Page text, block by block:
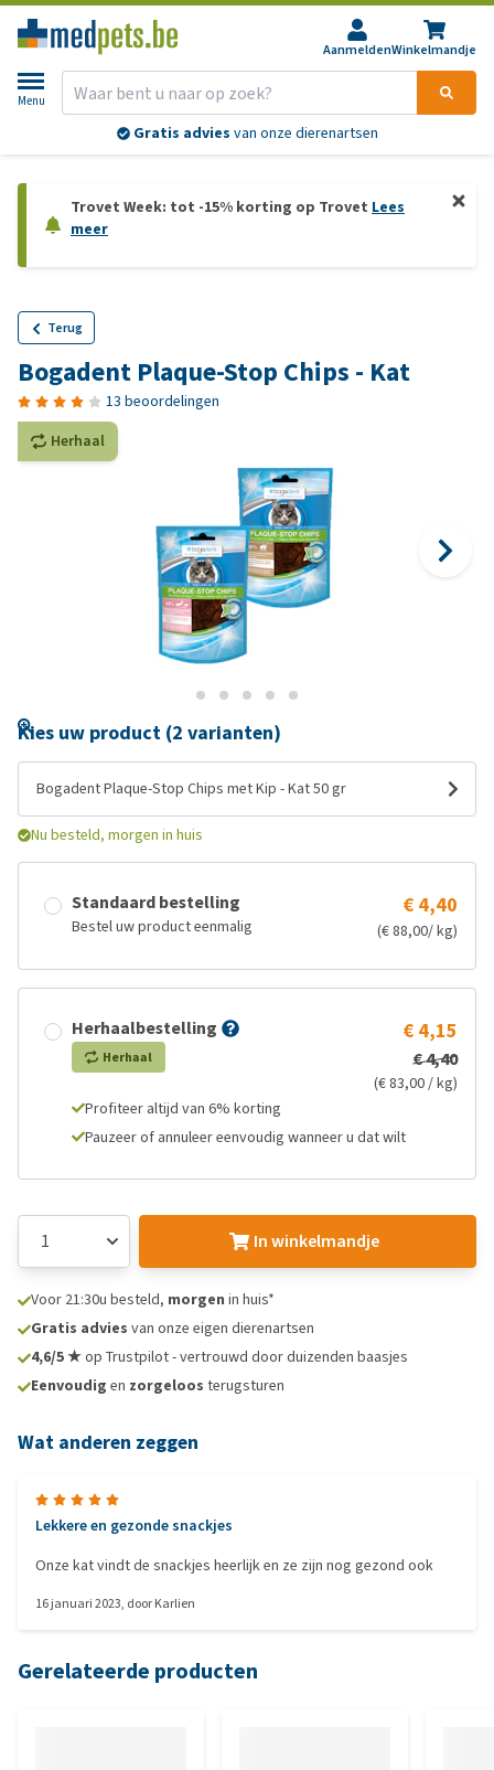
AanmeldenWinkelmandje
Menu
Gratis advies van onze dierenartsen
Trovet Week: tot -15% korting op Trovet Lees
meer
Terug
Bogadent Plaque-Stop Chips - Kat
13 beoordelingen
Herhaal
Kies uw product (2 varianten)
Bogadent Plaque-Stop Chips met Kip - Kat 50 gr
Nu besteld, morgen in huis
Standaard bestelling
Bestel uw product eenmalig
€ 4,40
(€ 88,00/ kg)
Herhaalbestelling
Herhaal
€ 4,15
€ 4,40
(€ 83,00 / kg)
Profiteer altijd van 6% korting
Pauzeer of annuleer eenvoudig wanneer u dat wilt
In winkelmandje
Voor 21:30u besteld, morgen in huis*
Gratis advies van onze eigen dierenartsen
4,6/5 ★op Trustpilot - vertrouwd door duizenden baasjes
Eenvoudig en zorgeloos terugsturen
Wat anderen zeggen
Lekkere en gezonde snackjes
Onze kat vindt de snackjes heerlijk en ze zijn nog gezond ook
16 januari 2023, doorKarlien
Gerelateerde producten